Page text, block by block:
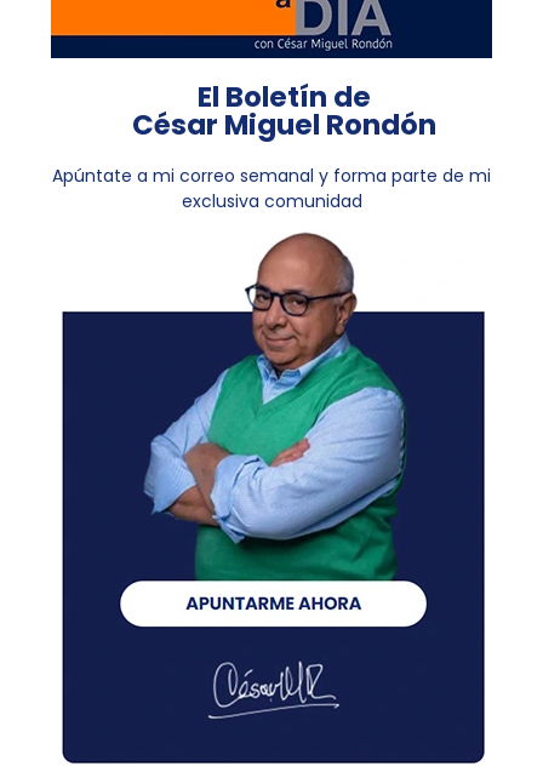
El Boletín de
César Miguel Rondón
Apúntate a mi correo semanal y forma parte de mi
exclusiva comunidad